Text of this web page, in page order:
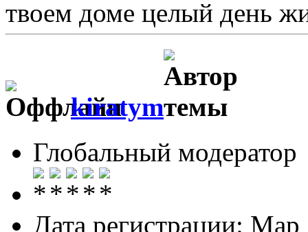
твоем доме целый день
kiratym
Глобальный модератор
Дата регистрации: Мар